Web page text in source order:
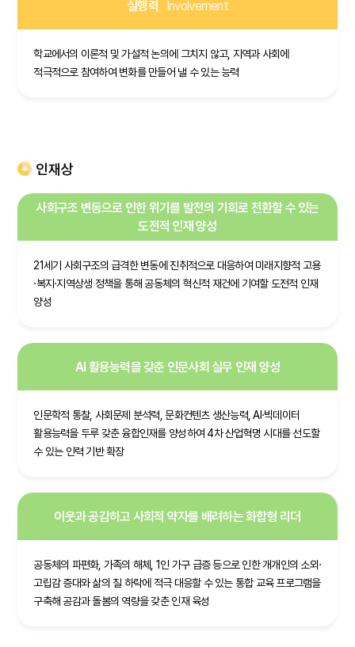
실행력 Involvement
학교에서의 이론적 및 가설적 논의에 그치지 않고, 지역과 사회에
적극적으로 참여하여 변화를 만들어 낼 수 있는 능력
인재상
사회구조 변동으로 인한 위기를 발전의 기회로 전환할 수 있는
도전적 인재 양성
21세기 사회구조의 급격한 변동에 진취적으로 대응하여 미래지향적 고용
·복지·지역상생 정책을 통해 공동체의 혁신적 재건에 기여할 도전적 인재
양성
AI 활용능력을 갖춘 인문사회 실무 인재 양성
인문학적 통찰, 사회문제 분석력, 문화컨텐츠 생산능력, AI·빅데이터
활용능력을 두루 갖춘 융합인재를 양성하여 4차 산업혁명 시대를 선도할
수 있는 인력 기반 확장
이웃과 공감하고 사회적 약자를 배려하는 화합형 리더
공동체의 파편화, 가족의 해체, 1인 가구 급증 등으로 인한 개개인의 소외·
고립감 증대와 삶의 질 하락에 적극 대응할 수 있는 통합 교육 프로그램을
구축해 공감과 돌봄의 역량을 갖춘 인재 육성